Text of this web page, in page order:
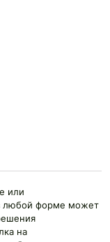
или
любой форме может
на